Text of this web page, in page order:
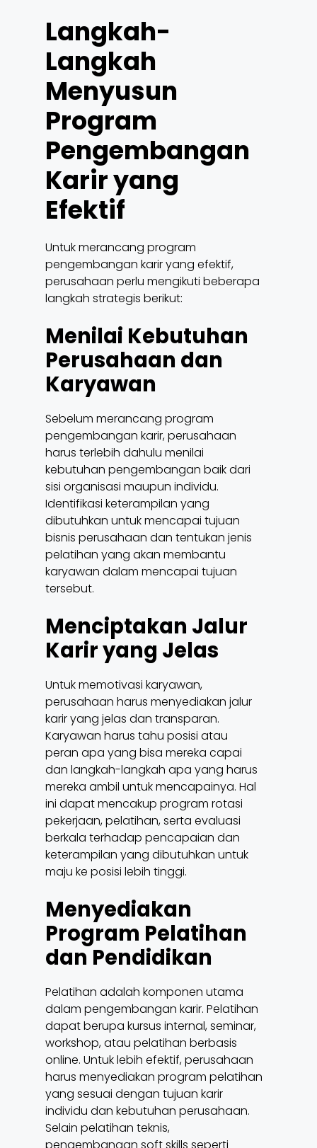
Langkah-
Langkah
Menyusun
Program
Pengembangan
Karir yang
Efektif
Untuk merancang program
pengembangan karir yang efektif,
perusahaan perlu mengikuti beberapa
langkah strategis berikut:
Menilai Kebutuhan
Perusahaan dan
Karyawan
Sebelum merancang program
pengembangan karir, perusahaan
harus terlebih dahulu menilai
kebutuhan pengembangan baik dari
sisi organisasi maupun individu.
Identifikasi keterampilan yang
dibutuhkan untuk mencapai tujuan
bisnis perusahaan dan tentukan jenis
pelatihan yang akan membantu
karyawan dalam mencapai tujuan
tersebut.
Menciptakan Jalur
Karir yang Jelas
Untuk memotivasi karyawan,
perusahaan harus menyediakan jalur
karir yang jelas dan transparan.
Karyawan harus tahu posisi atau
peran apa yang bisa mereka capai
dan langkah-langkah apa yang harus
mereka ambil untuk mencapainya. Hal
ini dapat mencakup program rotasi
pekerjaan, pelatihan, serta evaluasi
berkala terhadap pencapaian dan
keterampilan yang dibutuhkan untuk
maju ke posisi lebih tinggi.
Menyediakan
Program Pelatihan
dan Pendidikan
Pelatihan adalah komponen utama
dalam pengembangan karir. Pelatihan
dapat berupa kursus internal, seminar,
workshop, atau pelatihan berbasis
online. Untuk lebih efektif, perusahaan
harus menyediakan program pelatihan
yang sesuai dengan tujuan karir
individu dan kebutuhan perusahaan.
Selain pelatihan teknis,
pengembangan soft skills seperti